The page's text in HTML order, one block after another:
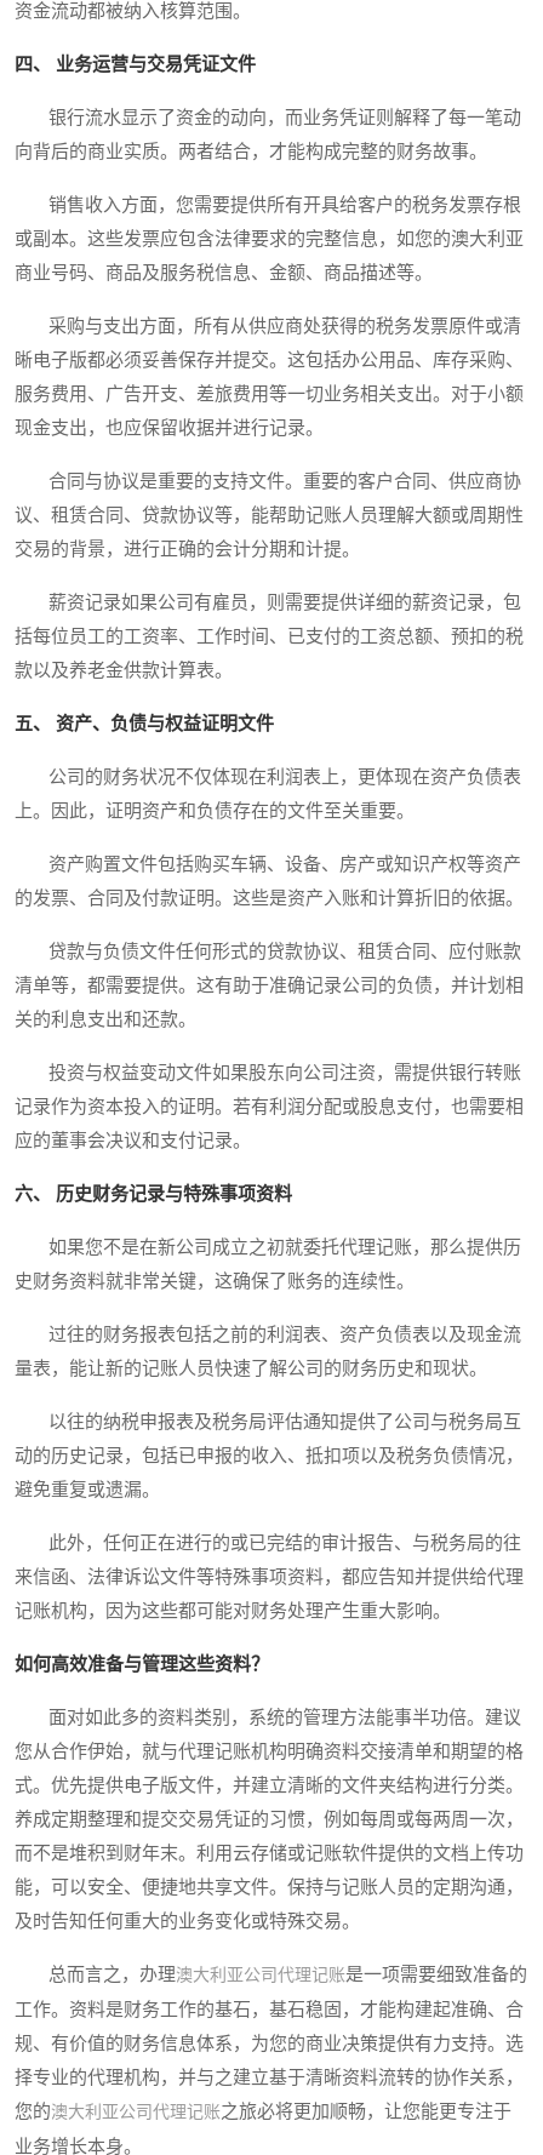
资金流动都被纳入核算范围。
四、 业务运营与交易凭证文件
银行流水显示了资金的动向，而业务凭证则解释了每一笔动
向背后的商业实质。两者结合，才能构成完整的财务故事。
销售收入方面，您需要提供所有开具给客户的税务发票存根
或副本。这些发票应包含法律要求的完整信息，如您的澳大利亚
商业号码、商品及服务税信息、金额、商品描述等。
采购与支出方面，所有从供应商处获得的税务发票原件或清
晰电子版都必须妥善保存并提交。这包括办公用品、库存采购、
服务费用、广告开支、差旅费用等一切业务相关支出。对于小额
现金支出，也应保留收据并进行记录。
合同与协议是重要的支持文件。重要的客户合同、供应商协
议、租赁合同、贷款协议等，能帮助记账人员理解大额或周期性
交易的背景，进行正确的会计分期和计提。
薪资记录如果公司有雇员，则需要提供详细的薪资记录，包
括每位员工的工资率、工作时间、已支付的工资总额、预扣的税
款以及养老金供款计算表。
五、 资产、负债与权益证明文件
公司的财务状况不仅体现在利润表上，更体现在资产负债表
上。因此，证明资产和负债存在的文件至关重要。
资产购置文件包括购买车辆、设备、房产或知识产权等资产
的发票、合同及付款证明。这些是资产入账和计算折旧的依据。
贷款与负债文件任何形式的贷款协议、租赁合同、应付账款
清单等，都需要提供。这有助于准确记录公司的负债，并计划相
关的利息支出和还款。
投资与权益变动文件如果股东向公司注资，需提供银行转账
记录作为资本投入的证明。若有利润分配或股息支付，也需要相
应的董事会决议和支付记录。
六、 历史财务记录与特殊事项资料
如果您不是在新公司成立之初就委托代理记账，那么提供历
史财务资料就非常关键，这确保了账务的连续性。
过往的财务报表包括之前的利润表、资产负债表以及现金流
量表，能让新的记账人员快速了解公司的财务历史和现状。
以往的纳税申报表及税务局评估通知提供了公司与税务局互
动的历史记录，包括已申报的收入、抵扣项以及税务负债情况，
避免重复或遗漏。
此外，任何正在进行的或已完结的审计报告、与税务局的往
来信函、法律诉讼文件等特殊事项资料，都应告知并提供给代理
记账机构，因为这些都可能对财务处理产生重大影响。
如何高效准备与管理这些资料？
面对如此多的资料类别，系统的管理方法能事半功倍。建议
您从合作伊始，就与代理记账机构明确资料交接清单和期望的格
式。优先提供电子版文件，并建立清晰的文件夹结构进行分类。
养成定期整理和提交交易凭证的习惯，例如每周或每两周一次，
而不是堆积到财年末。利用云存储或记账软件提供的文档上传功
能，可以安全、便捷地共享文件。保持与记账人员的定期沟通，
及时告知任何重大的业务变化或特殊交易。
总而言之，办理澳大利亚公司代理记账是一项需要细致准备的
工作。资料是财务工作的基石，基石稳固，才能构建起准确、合
规、有价值的财务信息体系，为您的商业决策提供有力支持。选
择专业的代理机构，并与之建立基于清晰资料流转的协作关系，
您的澳大利亚公司代理记账之旅必将更加顺畅，让您能更专注于
业务增长本身。